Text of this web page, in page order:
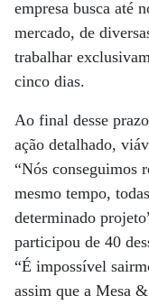
empresa busca até
mercado, de
trabalhar
cinco dias.
Ao final desse
ação detalhado,
“Nós conseguimos
mesmo tempo,
determinado
participou de 40
“É impossível
assim que a Mesa